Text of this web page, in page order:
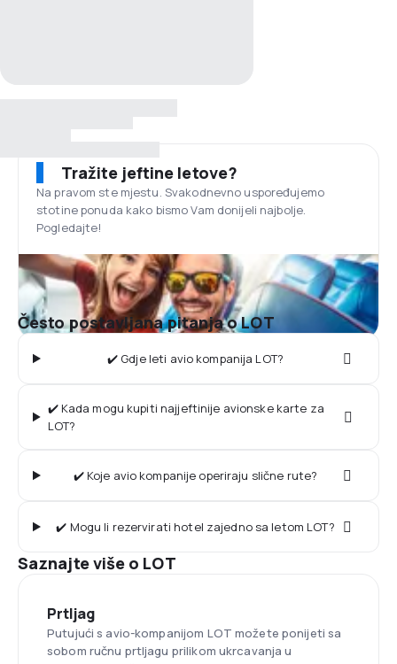
Tražite jeftine letove?
Na pravom ste mjestu. Svakodnevno uspoređujemo
stotine ponuda kako bismo Vam donijeli najbolje.
Pogledajte!
Često postavljana pitanja o LOT
✔️ Gdje leti avio kompanija LOT?
✔️ Kada mogu kupiti najjeftinije avionske karte za
LOT?
✔️ Koje avio kompanije operiraju slične rute?
✔️ Mogu li rezervirati hotel zajedno sa letom LOT?
Saznajte više o LOT
Prtljag
Putujući s avio-kompanijom LOT možete ponijeti sa
sobom ručnu prtljagu prilikom ukrcavanja u